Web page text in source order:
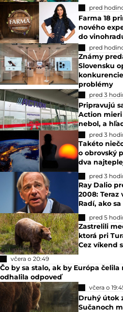
pred
Farma 18
nového
do
pred
Známy
Slovensku
problémy
pred 3
Pripravujú
Action
nebol, a
pred 3
Takéto
o obrovský
dva
pred 3
Ray Dalio
2008:
Radí, ako
pred 5
Zastrelili
ktorá pri
Cez víkend
včera o 20:49
Čo by sa stalo, ak by Európa
odhalila odpoveď
včera o
Druhý útok
Sučanoch